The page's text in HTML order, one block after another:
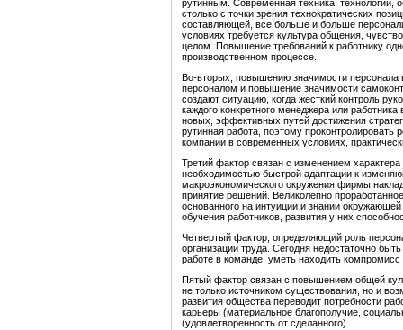
рутинным. Современная техника, технологии,
столько с точки зрения технократических
составляющей, все больше и больше
условиях требуется культура общения,
целом. Повышение требований к работнику
производственном процессе.
Во-вторых, повышению значимости персонала
персоналом и повышение значимости
создают ситуацию, когда жесткий контроль
каждого конкретного менеджера или
новых, эффективных путей достижения
рутинная работа, поэтому проконтролировать
компании в современных условиях,
Третий фактор связан с изменением
необходимостью быстрой адаптации к
макроэкономического окружения фирмы
принятие решений. Великолепно
основанного на интуиции и знании
обучения работников, развития у них
Четвертый фактор, определяющий роль
организации труда. Сегодня недостаточно
работе в команде, уметь находить
Пятый фактор связан с повышением общей
не только источником существования, но и
развития общества переводит потребности
карьеры (материальное благополучие,
(удовлетворенность от сделанного).